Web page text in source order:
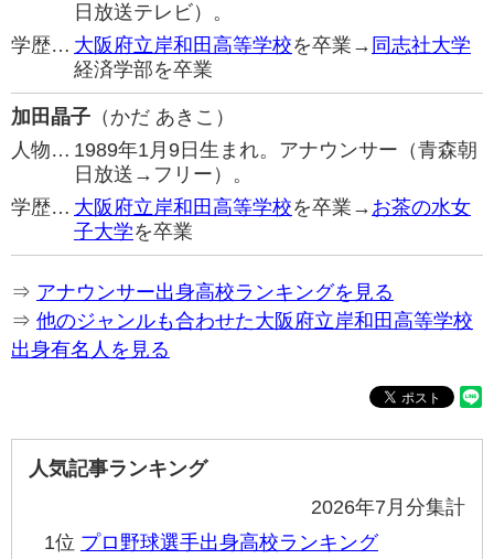
日放送テレビ）。
学歴… 大阪府立岸和田高等学校を卒業→ 同志社大学
経済学部を卒業
加田晶子 （かだ あきこ）
人物… 1989年1月9日生まれ。アナウンサー（青森朝
日放送→フリー）。
学歴… 大阪府立岸和田高等学校を卒業→ お茶の水女
子大学を卒業
⇒ アナウンサー出身高校ランキングを見る
⇒ 他のジャンルも合わせた大阪府立岸和田高等学校
出身有名人を見る
人気記事ランキング
2026年7月分集計
1位 プロ野球選手出身高校ランキング